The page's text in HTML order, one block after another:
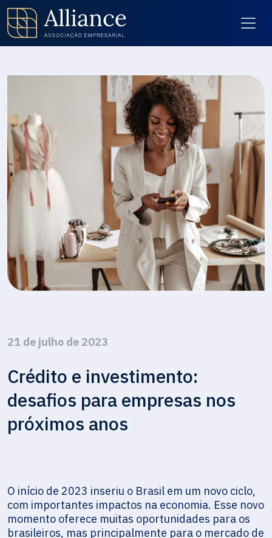
21 de julho de 2023
Crédito e investimento:
desafios para empresas nos
próximos anos
O início de 2023 inseriu o Brasil em um novo ciclo,
com importantes impactos na economia. Esse novo
momento oferece muitas oportunidades para os
brasileiros, mas principalmente para o mercado de